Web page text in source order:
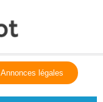
Annonces légales